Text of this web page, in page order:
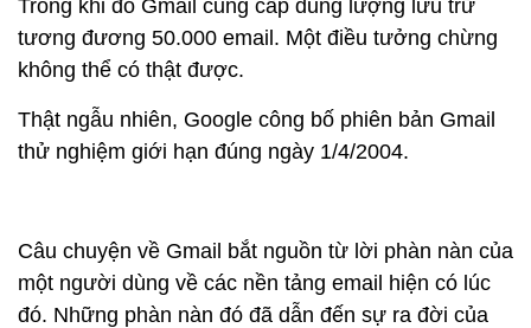
Trong khi đó Gmail cung cấp dung lượng lưu trữ
tương đương 50.000 email. Một điều tưởng chừng
không thể có thật được.
Thật ngẫu nhiên, Google công bố phiên bản Gmail
thử nghiệm giới hạn đúng ngày 1/4/2004.
Câu chuyện về Gmail bắt nguồn từ lời phàn nàn của
một người dùng về các nền tảng email hiện có lúc
đó. Những phàn nàn đó đã dẫn đến sự ra đời của